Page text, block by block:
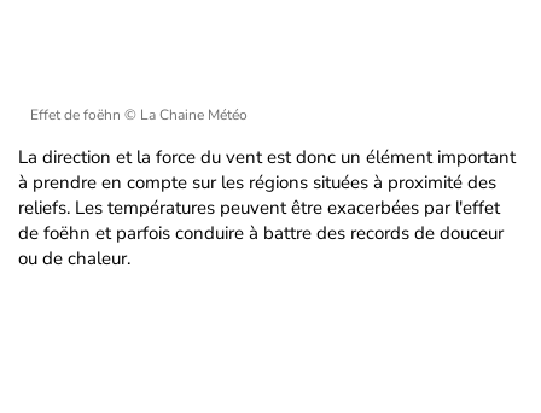
Effet de foëhn © La Chaine Météo
La direction et la force du vent est donc un élément important
à prendre en compte sur les régions situées à proximité des
reliefs. Les températures peuvent être exacerbées par l'effet
de foëhn et parfois conduire à battre des records de douceur
ou de chaleur.